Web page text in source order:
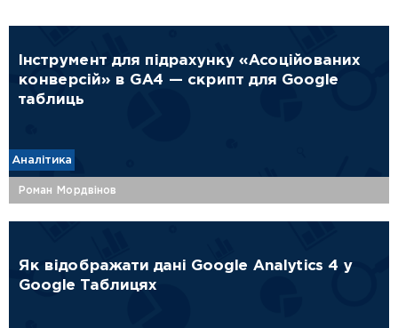
Інструмент для підрахунку «Асоційованих
конверсій» в GA4 — скрипт для Google
таблиць
Аналітика
Роман Мордвінов
Як відображати дані Google Analytics 4 у
Google Таблицях